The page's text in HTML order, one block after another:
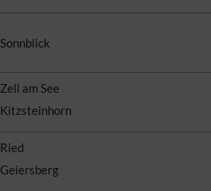
Sonnblick
Zell am See
Kitzsteinhorn
Ried
Geiersberg